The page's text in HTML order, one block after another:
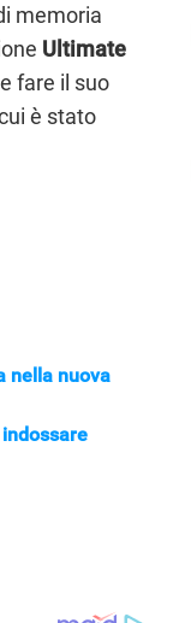
memoria
Ultimate
fare il suo
è stato
nella nuova